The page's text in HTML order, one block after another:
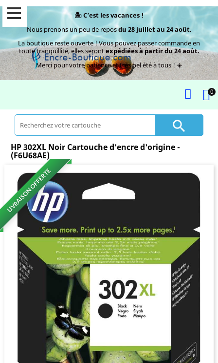
🏝️ C’est les vacances !
Nous prenons un peu de reposdu 28 juillet au 24 août.
La boutique reste ouverte ! Vous pouvez passer commande en
toute tranquillité, elles serontexpédiées à partir du 24 août.
Merci pour votre patience et très bel été à tous ! ☀️
0

HP 302XL Noir Cartouche d'encre d'origine -
(F6U68AE)
LIVRAISON OFFERTE